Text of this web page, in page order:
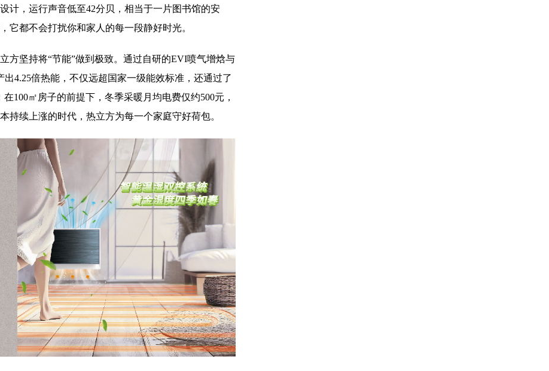
计，运行声音低至42分贝，相当于一片图书馆的安
它都不会打扰你和家人的每一段静好时光。
方坚持将“节能”做到极致。通过自研的EVI喷气增焓与
4.25倍热能，不仅远超国家一级能效标准，还通过了
100㎡房子的前提下，冬季采暖月均电费仅约500元，
续上涨的时代，热立方为每一个家庭守好荷包。